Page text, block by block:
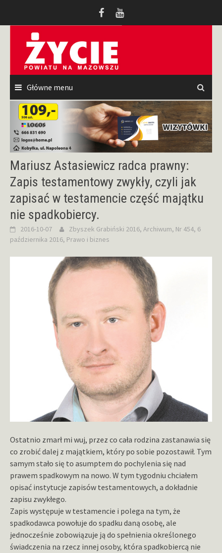
Główne menu
Mariusz Astasiewicz radca prawny:
Zapis testamentowy zwykły, czyli jak
zapisać w testamencie część majątku
nie spadkobiercy.
2016-10-07 Zbyszek Grabiński 2016, Archiwum, Nr 454, 6
października 2016, Prawo i biznes
Ostatnio zmarł mi wuj, przez co cała rodzina zastanawia się
co zrobić dalej z majątkiem, który po sobie pozostawił. Tym
samym stało się to asumptem do pochylenia się nad
prawem spadkowym na nowo. W tym tygodniu chciałem
opisać instytucje zapisów testamentowych, a dokładnie
zapisu zwykłego.
Zapis występuje w testamencie i polega na tym, że
spadkodawca powołuje do spadku daną osobę, ale
jednocześnie zobowiązuje ją do spełnienia określonego
świadczenia na rzecz innej osoby, która spadkobiercą nie